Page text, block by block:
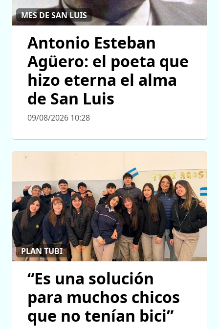
MES DE SAN LUIS
Antonio Esteban
Agüero: el poeta que
hizo eterna el alma
de San Luis
09/08/2026 10:28
PLAN TUBI
“Es una solución
para muchos chicos
que no tenían bici”